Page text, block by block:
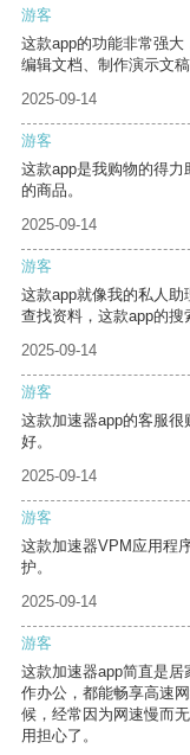
游客
这款app的功能非常强
编辑文档、制作演示文
2025-09-14
游客
这款app是我购物的得
的商品。
2025-09-14
游客
这款app就像我的私人
查找资料，这款app的搜
2025-09-14
游客
这款加速器app的客服
好。
2025-09-14
游客
这款加速器VPM应用程
护。
2025-09-14
游客
这款加速器app简直是
作办公，都能畅享高速
候，经常因为网速慢而
用担心了。